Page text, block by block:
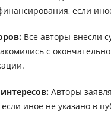
если
Все авторы внесли
с
Авторы
иное не указано в